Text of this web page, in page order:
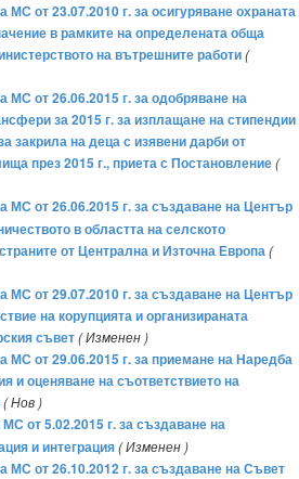
от 23.07.2010 г. за осигуряване охраната
в рамките на определената обща
на вътрешните работи(
от 26.06.2015 г. за одобряване на
за 2015 г. за изплащане на стипендии
закрила на деца с изявени дарби от
през 2015 г., приета с Постановление(
МС от 26.06.2015 г. за създаване на Център
в областта на селското
от Централна и Източна Европа(
МС от 29.07.2010 г. за създаване на Център
на корупцията и организираната
съвет( Изменен )
МС от 29.06.2015 г. за приемане на Наредба
и оценяване на съответствието на
( Нов )
от 5.02.2015 г. за създаване на
и интеграция( Изменен )
МС от 26.10.2012 г. за създаване на Съвет